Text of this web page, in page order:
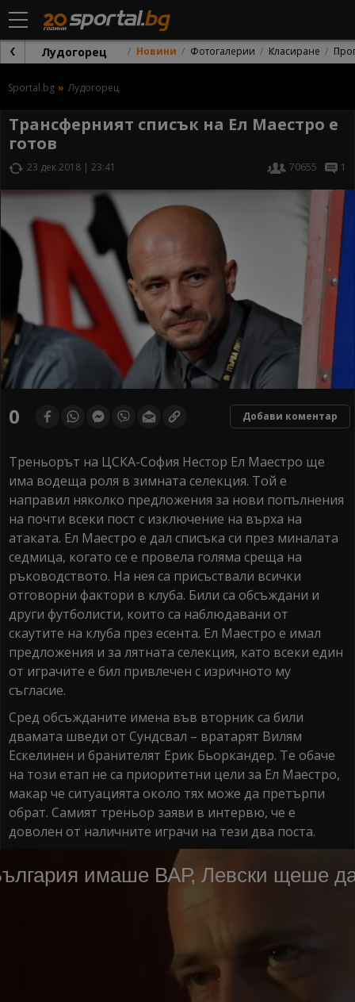
Лудогорец Новини Фотогалерии Класиране
Sportal.bg Лудогорец
Трансферният списък на Ел Маестро е
готов
23 дек 2018 | 23:41 70655 1
0 Добави коментар
Треньорът на ЦСКА-София Нестор Ел Маестро ще
има водеща роля в зимната селекция. Той е
направил няколко предложения за нови попълнения
на почти всеки пост с изключение на върха на
атаката. Ел Маестро е дал списъка си през миналата
седмица, когато се е провела голяма среща на
ръководството. На нея са присъствали всички
отговорни фактори в клуба. Били са обсъждани и
други футболисти, които са наблюдавани от
скаутите на клуба през есента. Ел Маестро е имал
предложения и за лятната селекция, като всеки един
от играчите е бил привлечен с изричното му
съгласие.
Сред обсъжданите имена във вторник са били
двамата шведи от Сундсвал – вратарят Вилям
Ескелинен и бранителят Ерик Бьоркандер. Те обаче
на този етап не са приоритетни цели за Ел Маестро,
макар че ситуацията около тях може да претърпи
обрат. Самият треньор заяви в интервю, че е
доволен от наличните играчи на тези два поста.